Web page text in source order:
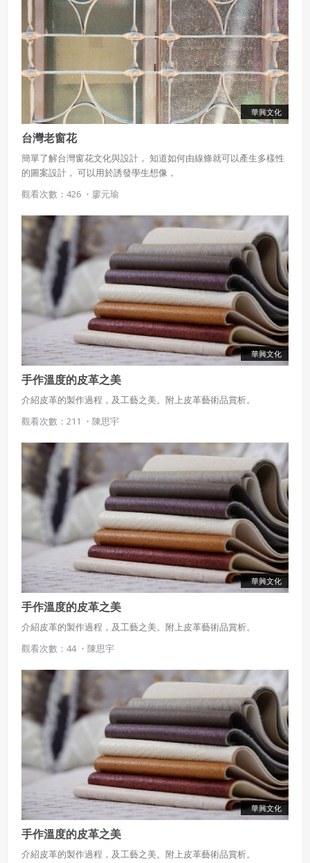
華興文化
台灣老窗花
簡單了解台灣窗花文化與設計， 知道如何由線條就可以產生多樣性
的圖案設計， 可以用於誘發學生想像，
觀看次數：426 ・ 廖元瑜
華興文化
手作溫度的皮革之美
介紹皮革的製作過程，及工藝之美。附上皮革藝術品賞析。
觀看次數：211 ・ 陳思宇
華興文化
手作溫度的皮革之美
介紹皮革的製作過程，及工藝之美。附上皮革藝術品賞析。
觀看次數：44 ・ 陳思宇
華興文化
手作溫度的皮革之美
介紹皮革的製作過程，及工藝之美。附上皮革藝術品賞析。
使用 Facebook 帳號登入
使用 Google 帳號登入
還沒有註冊帳號嗎？點擊立刻註冊
想起密碼了嗎？點擊立刻登入
使用 Facebook 帳號註冊
使用 Google 帳號註冊
已閱讀
已經有註冊帳號了嗎？點擊
緣會員有意願吉寶知識系統（本系統），經註冊本
系統表示您同意會員合約：
一、定義條款
授權內容：係指吉寶系統有限公司（吉寶系統公司）所有或
經授權使用而置放於吉寶知識系統網站或系統內之著作物。
衍生著作：係指就授權內容改作之創作。
二、會員規範
會員同意遵守本系統之會員規範、著作權條款及隱私權政
策。
三、著作權授權
會員得於本系統內使用授權內容，除經著作權人有標示採取
創用CC授權或其他授權者，會員不得重製、轉載、散布或類
似方法流通授權內容。
本系統防盜拷措施或類似措施，會員不得予以破解、破壞或
以其他方法規避。
會員使用本系統之費用，由吉寶系統公司定之並按月收取。
吉寶系統公司得不定期公告與調整費用。
四、會員授權
公司得於該著作權存續期間內無償使用，包括再授權之權
本條約定不因本合約終止而失效。
五、聲明保證
會員聲明並保證會員於使用本系統時創作、上傳或張貼的著
作物，會員享有所有權或經合法授權。
如會員違反前項約定致吉寶系統公司遭追訴、請求或求償
者，吉寶系統公司應立即通知會員，必要時本系統得移除爭
議內容。會員應協助相關程序並負擔吉寶系統公司因此所生
支出（包括律師費用）、損害及損失。
六、終止
我同意上述會員條款
同意上述條款，確定註冊